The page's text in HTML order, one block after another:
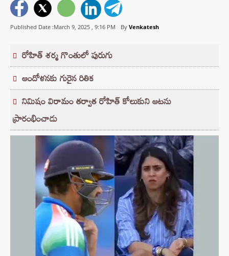
Published Date :March 9, 2025 , 9:16 PM By Venkatesh
రోహిత్ శర్మ గొంతులో పురుగు
ఆందోళనకు గురైన రితిక
నిమిషం విరామం తర్వాత రోహిత్ కోలుకుని ఆటను
ప్రారంభించాడు